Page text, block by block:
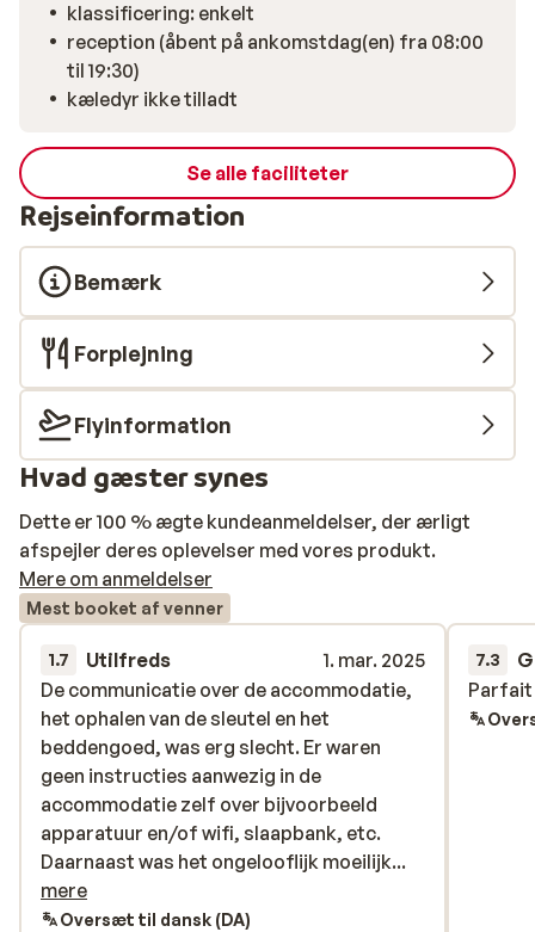
klassificering: enkelt
reception (åbent på ankomstdag(en) fra 08:00
til 19:30)
kæledyr ikke tilladt
Se alle faciliteter
Rejseinformation
Bemærk
Forplejning
Flyinformation
Hvad gæster synes
Dette er 100 % ægte kundeanmeldelser, der ærligt
afspejler deres oplevelser med vores produkt.
Mere om anmeldelser
Mest booket af venner
1.7 Utilfreds
1. mar. 2025
De communicatie over de accommodatie,
het ophalen van de sleutel en het
beddengoed, was erg slecht. Er waren
geen instructies aanwezig in de
accommodatie zelf over bijvoorbeeld
apparatuur en/of wifi, slaapbank, etc.
Daarnaast was het ongelooflijk moeilijk
vindbaar. Achterstallig onderhoud,
schimmel op de muren, een vieze wc
De communicatie over de accommodatie,
het ophalen van de sleutel en het
beddengoed, was erg slecht. Er waren
geen instructies aanwezig in de
accommodatie zelf over bijvoorbeeld
apparatuur en/of wifi, slaapbank, etc.
Daarnaast was het ongelooflijk moeilijk...
mere
Oversæt til dansk (DA)
7.3
Parfait
Parfait